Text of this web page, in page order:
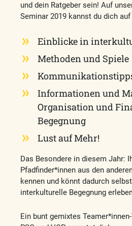
und dein Ratgeber sein! Auf
Seminar 2019 kannst du dich
Einblicke in
Methoden und Spiele
Informationen und
Organisation und
Begegnung
Lust auf Mehr!
Das Besondere in diesem Jahr:
Pfadfinder*innen aus den
kennen und könnt dadurch
interkulturelle Begegnung
Ein bunt gemixtes Teamer*innen-